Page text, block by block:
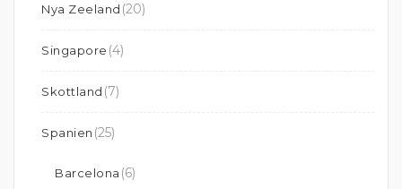
Nya Zeeland (20)
Singapore (4)
Skottland (7)
Spanien (25)
Barcelona (6)